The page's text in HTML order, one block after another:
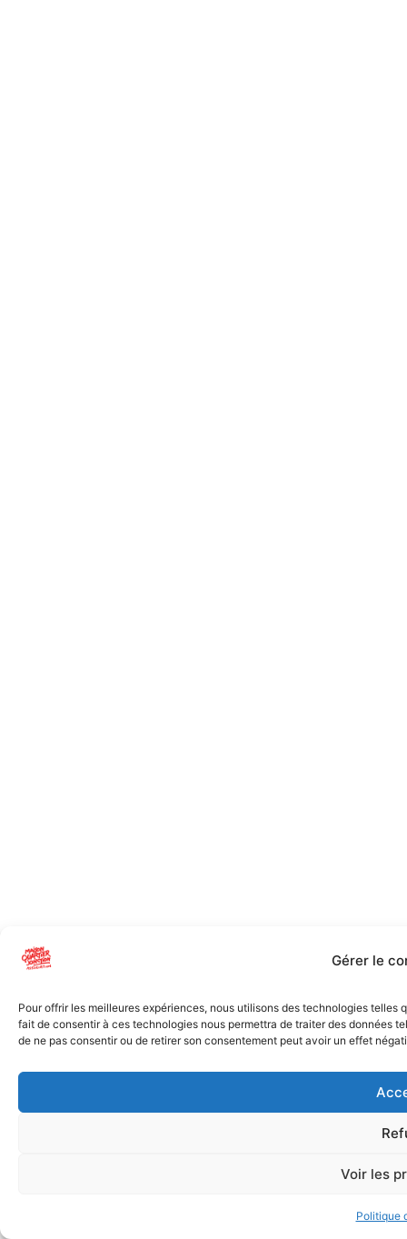
Gérer le
Pour offrir les meilleures expériences, nous utilisons des technologies
fait de consentir à ces technologies nous permettra de traiter des données
de ne pas consentir ou de retirer son consentement peut avoir un effet
Voir les
Politique